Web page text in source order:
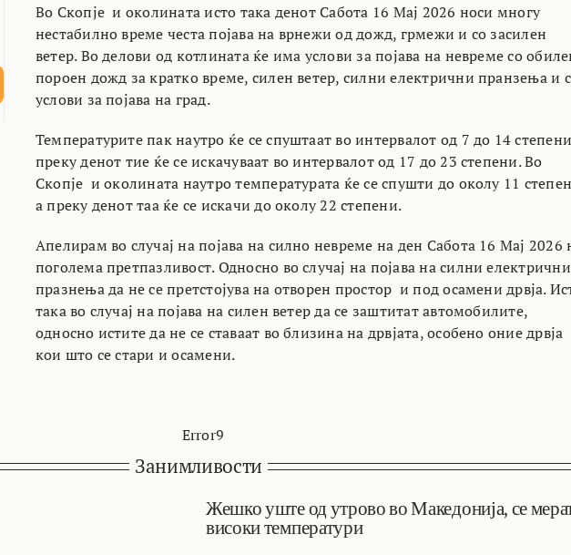
Во Скопје и околината исто така денот Сабота 16 Мај 2026 носи многу
нестабилно време честа појава на врнежи од дожд, грмежи и со засилен
ветер. Во делови од котлината ќе има услови за појава на невреме со
пороен дожд за кратко време, силен ветер, силни електрични пранзења и
услови за појава на град.
Температурите пак наутро ќе се спуштаат во интервалот од 7 до 14
преку денот тие ќе се искачуваат во интервалот од 17 до 23 степени. Во
Скопје и околината наутро температурата ќе се спушти до околу 11
а преку денот таа ќе се искачи до околу 22 степени.
Апелирам во случај на појава на силно невреме на ден Сабота 16 Мај 2026
поголема претпазливост. Односно во случај на појава на силни електрични
празнења да не се претстојува на отворен простор и под осамени дрвја.
така во случај на појава на силен ветер да се заштитат автомобилите,
односно истите да не се ставаат во близина на дрвјата, особено оние дрвја
кои што се стари и осамени.
Error9
Занимливости
Жешко уште од утрово во Македонија, се
високи температури